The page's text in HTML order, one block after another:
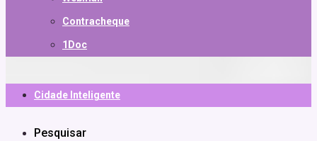
Contracheque
1Doc
Cidade Inteligente
Pesquisar